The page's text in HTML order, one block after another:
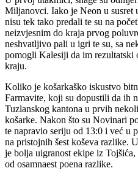
Miljanovci. Iako je Neon u susret
nisu tek tako predali te su na
neizvjesnim do kraja prvog
neshvatljivo pali u igri te su, sa
pomogli Kalesiji da im rezultatski
kraju.
Koliko je košarkaško iskustvo
Farmavite, koji su dopustili da ih
Tuzlanskog kantona u prvih
košarke. Nakon što su Novinari
te napravio seriju od 13:0 i već u
na pristojnih šest koševa razlike.
je bolja uigranost ekipe iz
od osamnaest poena razlike.